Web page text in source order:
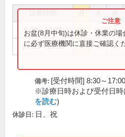
9:00～12:30 ● ● ●
14:00～18:00 ● ● ●
お盆(8月中旬)は休診・休業の
に必ず医療機関に直接ご確認く
備考: [受付時間] 8:30～
※診療日時および受付日
を読む)
休診日: 日、祝